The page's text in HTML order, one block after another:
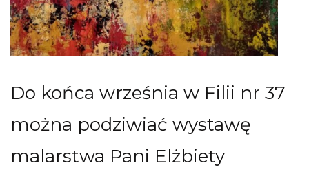
Do końca września w Filii nr 37
można podziwiać wystawę
malarstwa Pani Elżbiety